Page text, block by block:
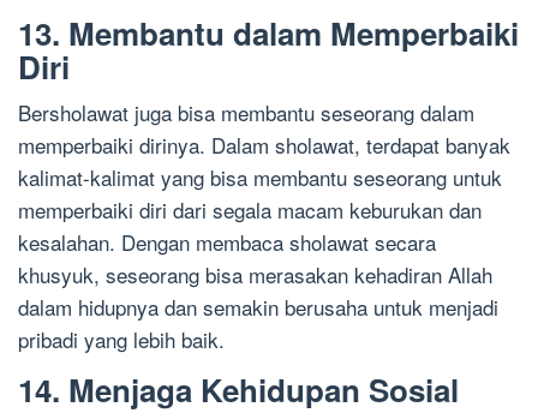
13. Membantu dalam Memperbaiki
Diri
Bersholawat juga bisa membantu seseorang dalam
memperbaiki dirinya. Dalam sholawat, terdapat banyak
kalimat-kalimat yang bisa membantu seseorang untuk
memperbaiki diri dari segala macam keburukan dan
kesalahan. Dengan membaca sholawat secara
khusyuk, seseorang bisa merasakan kehadiran Allah
dalam hidupnya dan semakin berusaha untuk menjadi
pribadi yang lebih baik.
14. Menjaga Kehidupan Sosial